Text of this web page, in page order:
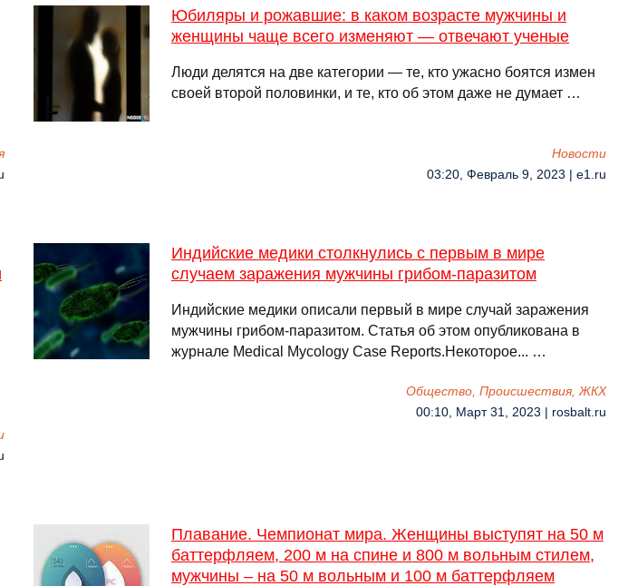
Юбиляры и рожавшие: в каком возрасте мужчины и
женщины чаще всего изменяют — отвечают ученые
Люди делятся на две категории — те, кто ужасно боятся измен
своей второй половинки, и те, кто об этом даже не думает …
Новости
03:20, Февраль 9, 2023 | e1.ru
Индийские медики столкнулись с первым в мире
случаем заражения мужчины грибом-паразитом
Индийские медики описали первый в мире случай заражения
мужчины грибом-паразитом. Статья об этом опубликована в
журнале Medical Mycology Case Reports.Некоторое... …
Общество, Происшествия, ЖКХ
00:10, Март 31, 2023 | rosbalt.ru
Плавание. Чемпионат мира. Женщины выступят на 50 м
баттерфляем, 200 м на спине и 800 м вольным стилем,
мужчины – на 50 м вольным и 100 м баттерфляем